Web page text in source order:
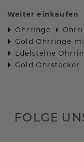
Weiter einkaufen
Ohrringe
Gold Ohrringe
Edelsteine
Gold Ohrstecker
FOLGE